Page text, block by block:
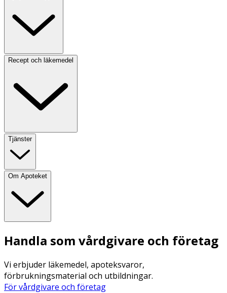
Recept och läkemedel
Tjänster
Om Apoteket
Handla som vårdgivare och företag
Vi erbjuder läkemedel, apoteksvaror,
förbrukningsmaterial och utbildningar.
För vårdgivare och företag